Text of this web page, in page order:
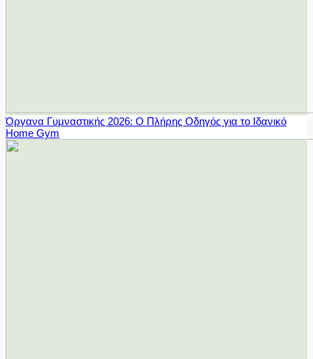
Όργανα Γυμναστικής 2026: Ο Πλήρης Οδηγός για το Ιδανικό
Home Gym